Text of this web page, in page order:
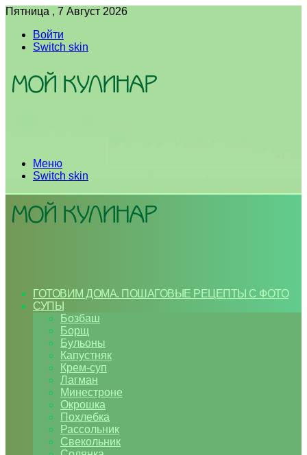
Пятница , 7 Август 2026
Войти
Switch skin
Меню
Switch skin
ГОТОВИМ ДОМА. ПОШАГОВЫЕ РЕЦЕПТЫ С ФОТО
СУПЫ
Бозбаш
Борщ
Бульоны
Капустняк
Крем-суп
Лагман
Минестроне
Окрошка
Похлебка
Рассольник
Свекольник